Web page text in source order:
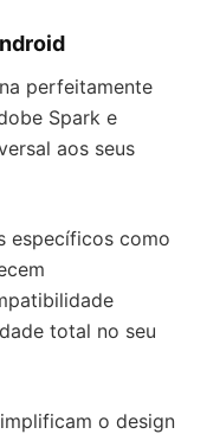
perfeitamente
Spark e
aos seus
específicos como
total no seu
o design